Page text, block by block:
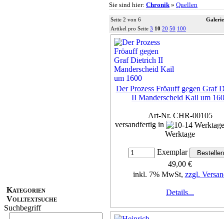
Kategorien
Volltextsuche
Suchbegriff
Sie sind hier: Chronik » Quellen
Seite 2 von 6
Artikel pro Seite 3 10 20 50 100
Der Prozess Fröauff gegen Graf
II Manderscheid Kail um
Art-Nr. CHR-00105
versandfertig in
Werktage
Exemplar
49,00 €
inkl. 7% MwSt, zzgl.
Details...